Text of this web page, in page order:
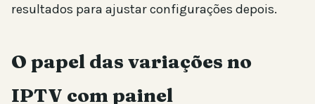
resultados para ajustar configurações depois.
O papel das variações no
IPTV com painel